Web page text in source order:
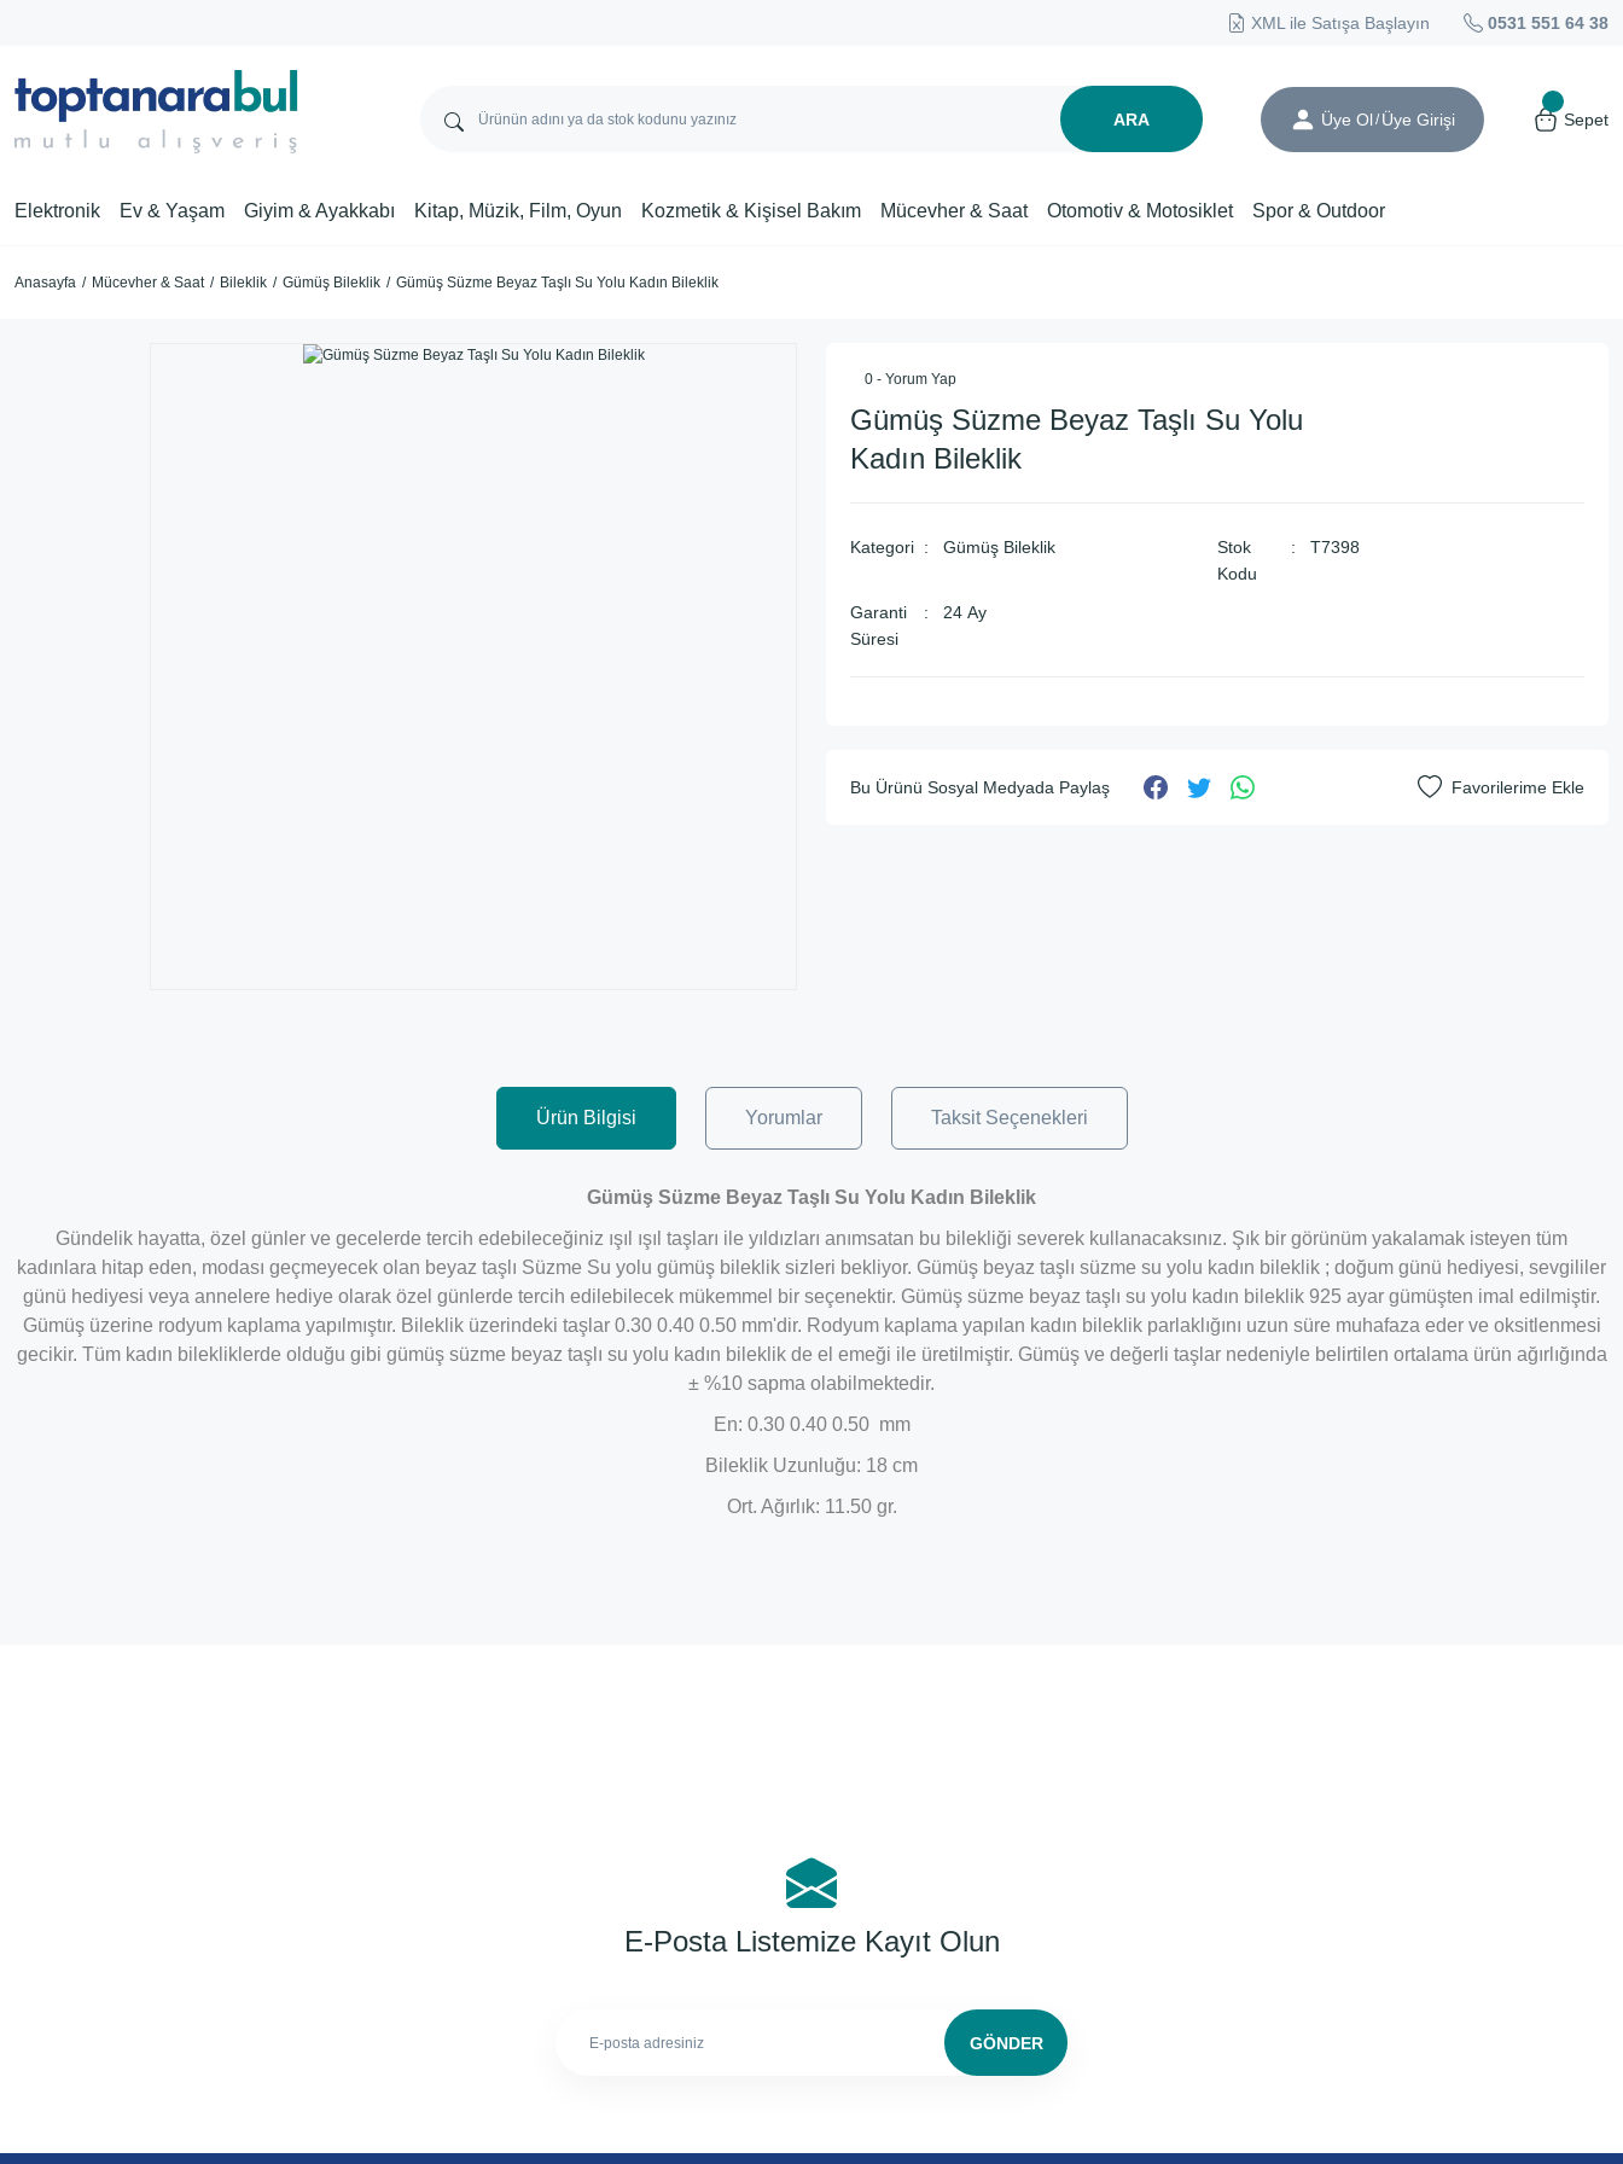
XML ile Satışa Başlayın 0531 551 64 38
ARA Üye Ol/ Üye Girişi Sepet
Elektronik Ev & Yaşam Giyim & Ayakkabı Kitap, Müzik, Film, Oyun Kozmetik & Kişisel Bakım Mücevher & Saat Otomotiv & Motosiklet Spor & Outdoor
Anasayfa Mücevher & Saat Bileklik Gümüş Bileklik Gümüş Süzme Beyaz Taşlı Su Yolu Kadın Bileklik
0 - Yorum Yap
Gümüş Süzme Beyaz Taşlı Su Yolu
Kadın Bileklik
Kategori Gümüş Bileklik
Stok
Kodu
T7398
Garanti
Süresi
24 Ay
Bu Ürünü Sosyal Medyada Paylaş
Ürün Bilgisi Yorumlar Taksit Seçenekleri
Gümüş Süzme Beyaz Taşlı Su Yolu Kadın Bileklik
Gündelik hayatta, özel günler ve gecelerde tercih edebileceğiniz ışıl ışıl taşları ile yıldızları anımsatan bu bilekliği severek kullanacaksınız. Şık bir görünüm yakalamak isteyen tüm
kadınlara hitap eden, modası geçmeyecek olan beyaz taşlı Süzme Su yolu gümüş bileklik sizleri bekliyor. Gümüş beyaz taşlı süzme su yolu kadın bileklik ; doğum günü hediyesi, sevgililer
günü hediyesi veya annelere hediye olarak özel günlerde tercih edilebilecek mükemmel bir seçenektir. Gümüş süzme beyaz taşlı su yolu kadın bileklik 925 ayar gümüşten imal edilmiştir.
Gümüş üzerine rodyum kaplama yapılmıştır. Bilekliküzerindeki taşlar 0.30 0.40 0.50 mm'dir. Rodyum kaplama yapılan kadın bileklik parlaklığını uzun süre muhafaza eder ve oksitlenmesi
gecikir. Tüm kadın bilekliklerde olduğu gibi gümüş süzme beyaz taşlı su yolu kadın bileklik de el emeği ile üretilmiştir. Gümüş ve değerli taşlar nedeniyle belirtilen ortalama ürün ağırlığında
± %10 sapma olabilmektedir.
En: 0.30 0.40 0.50 mm
Bileklik Uzunluğu: 18 cm
Ort. Ağırlık: 11.50 gr.
E-Posta Listemize Kayıt Olun
GÖNDER